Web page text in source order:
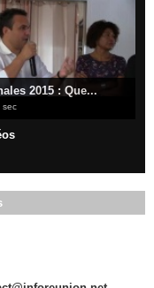
2015 : Que...
sec